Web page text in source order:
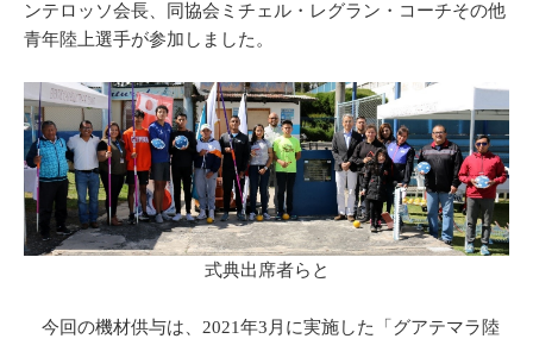
ンテロッソ会長、同協会ミチェル・レグラン・コーチその他
青年陸上選手が参加しました。
式典出席者らと
今回の機材供与は、2021年3月に実施した「グアテマラ陸